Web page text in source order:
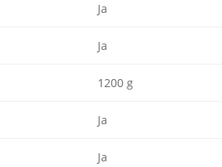
Ja
Ja
1200 g
Ja
Ja